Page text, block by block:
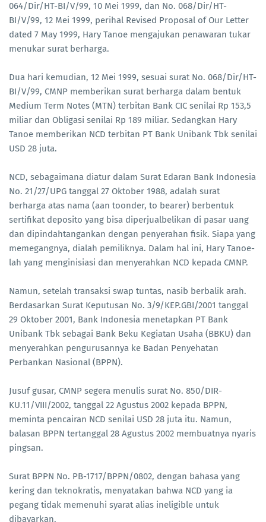
064/Dir/HT-BI/V/99, 10 Mei 1999, dan No. 068/Dir/HT-
BI/V/99, 12 Mei 1999, perihal Revised Proposal of Our Letter
dated 7 May 1999, Hary Tanoe mengajukan penawaran tukar
menukar surat berharga.
Dua hari kemudian, 12 Mei 1999, sesuai surat No. 068/Dir/HT-
BI/V/99, CMNP memberikan surat berharga dalam bentuk
Medium Term Notes (MTN) terbitan Bank CIC senilai Rp 153,5
miliar dan Obligasi senilai Rp 189 miliar. Sedangkan Hary
Tanoe memberikan NCD terbitan PT Bank Unibank Tbk senilai
USD 28 juta.
NCD, sebagaimana diatur dalam Surat Edaran Bank Indonesia
No. 21/27/UPG tanggal 27 Oktober 1988, adalah surat
berharga atas nama (aan toonder, to bearer) berbentuk
sertifikat deposito yang bisa diperjualbelikan di pasar uang
dan dipindahtangankan dengan penyerahan fisik. Siapa yang
memegangnya, dialah pemiliknya. Dalam hal ini, Hary Tanoe-
lah yang menginisiasi dan menyerahkan NCD kepada CMNP.
Namun, setelah transaksi swap tuntas, nasib berbalik arah.
Berdasarkan Surat Keputusan No. 3/9/KEP.GBI/2001 tanggal
29 Oktober 2001, Bank Indonesia menetapkan PT Bank
Unibank Tbk sebagai Bank Beku Kegiatan Usaha (BBKU) dan
menyerahkan pengurusannya ke Badan Penyehatan
Perbankan Nasional (BPPN).
Jusuf gusar, CMNP segera menulis surat No. 850/DIR-
KU.11/VIII/2002, tanggal 22 Agustus 2002 kepada BPPN,
meminta pencairan NCD senilai USD 28 juta itu. Namun,
balasan BPPN tertanggal 28 Agustus 2002 membuatnya nyaris
pingsan.
Surat BPPN No. PB-1717/BPPN/0802, dengan bahasa yang
kering dan teknokratis, menyatakan bahwa NCD yang ia
pegang tidak memenuhi syarat alias ineligible untuk
dibayarkan.